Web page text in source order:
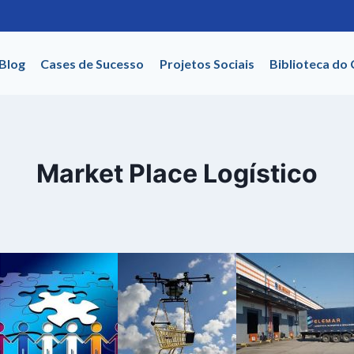
Blog Cases de Sucesso Projetos Sociais Biblioteca do
Market Place Logístico